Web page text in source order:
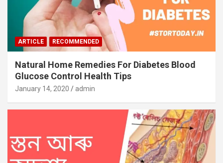
ARTICLE RECOMMENDED
Natural Home Remedies For Diabetes Blood
Glucose Control Health Tips
January 14, 2020 admin